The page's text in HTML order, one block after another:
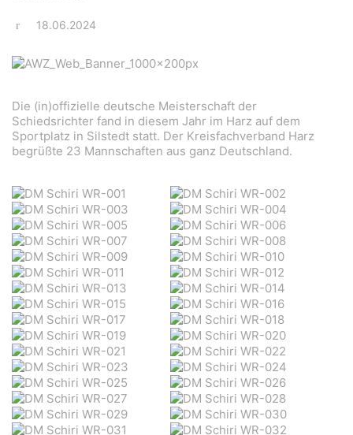
18.06.2024
Die (in)offizielle deutsche Meisterschaft der
Schiedsrichter fand in diesem Jahr im Harz auf dem
Sportplatz in Silstedt statt. Der Kreisfachverband Harz
begrüßte 23 Mannschaften aus ganz Deutschland.